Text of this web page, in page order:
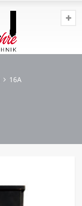
16A